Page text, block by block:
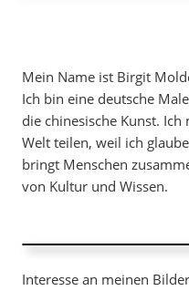
Mein Name ist Birgit
Ich bin eine deutsche
die chinesische Kunst.
Welt teilen, weil ich
bringt Menschen
von Kultur und Wissen.
Interesse an meinen